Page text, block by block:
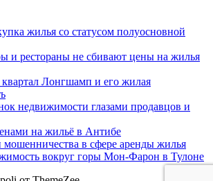
жилья со статусом полуосновной
и рестораны не сбивают цены на жилья
Лонгшамп и его жилая
недвижимости глазами продавцов и
на жильё в Антибе
мошенничества в сфере аренды жилья
вокруг горы Мон-Фарон в Тулоне